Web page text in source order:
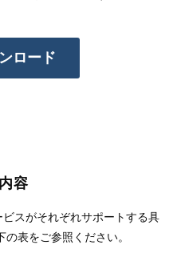
ロード
容
スがそれぞれサポートする具
表をご参照ください。